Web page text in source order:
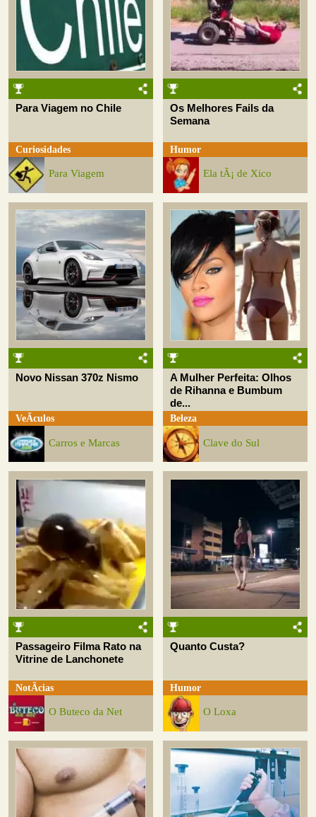
Para Viagem no Chile
Curiosidades
Para Viagem
Os Melhores Fails da
Semana
Humor
Ela tÃ¡ de Xico
Novo Nissan 370z Nismo
VeÃ­culos
Carros e Marcas
A Mulher Perfeita: Olhos
de Rihanna e Bumbum
de...
Beleza
Clave do Sul
Passageiro Filma Rato na
Vitrine de Lanchonete
NotÃ­cias
O Buteco da Net
Quanto Custa?
Humor
O Loxa